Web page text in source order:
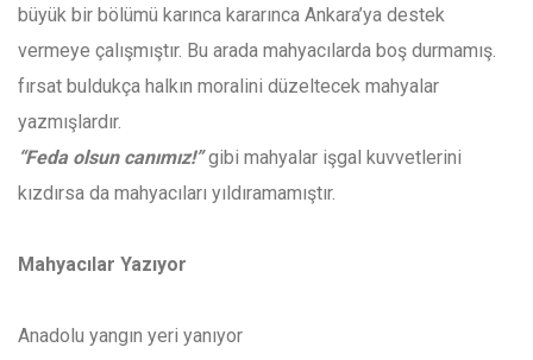
büyük bir bölümü karınca kararınca Ankara’ya destek
vermeye çalışmıştır. Bu arada mahyacılarda boş durmamış.
fırsat buldukça halkın moralini düzeltecek mahyalar
yazmışlardır.
“Feda olsun canımız!”gibi mahyalar işgal kuvvetlerini
kızdırsa da mahyacıları yıldıramamıştır.
Mahyacılar Yazıyor
Anadolu yangın yeri yanıyor